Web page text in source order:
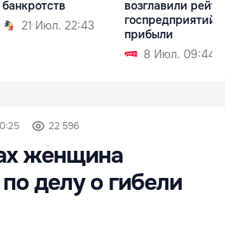
банкротств
21 Июл. 22:43
возглавили
госпредприятий
прибыли
8 Июл. 09:44
22 596
женщина
делу о гибели